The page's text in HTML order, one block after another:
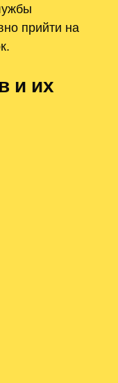
прийти на
и их